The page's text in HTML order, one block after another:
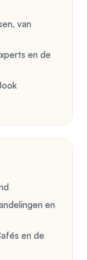
van
en de
en
en de